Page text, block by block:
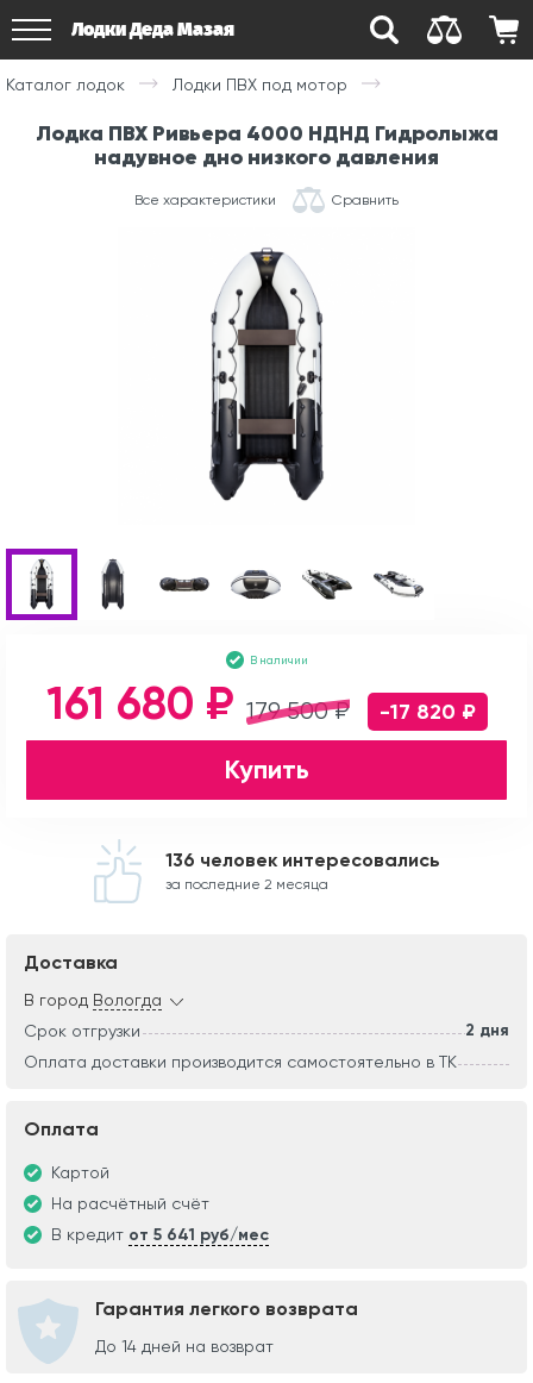
Лодки Деда Мазая
Каталог лодок Лодки ПВХ под мотор
Лодка ПВХ Ривьера 4000 НДНД Гидролыжа
надувное дно низкого давления
Все характеристики Сравнить
В наличии
179 500 ₽
161 680 ₽ -17 820 ₽
Купить
136 человек интересовались
за последние 2 месяца
Доставка
В город Вологда
Срок отгрузки
2 дня
Оплата доставки производится самостоятельно в ТК
Оплата
Картой
На расчётный счёт
В кредит от 5 641 руб/мес
Гарантия легкого возврата
До 14 дней на возврат